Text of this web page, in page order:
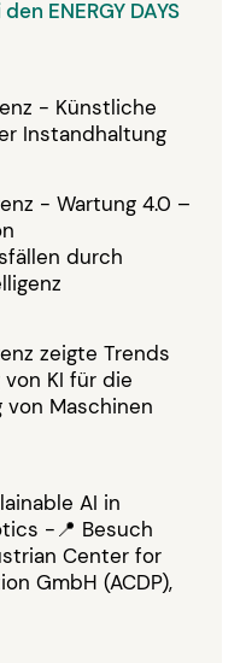
ENERGY DAYS
- Künstliche
Instandhaltung
- Wartung 4.0 –
durch
zeigte Trends
KI für die
Maschinen
AI in
-📍 Besuch
Center for
GmbH (ACDP),